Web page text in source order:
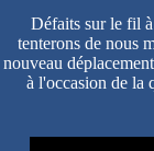
Défaits sur le fil
tenterons de nous
nouveau
à l'occasion de la